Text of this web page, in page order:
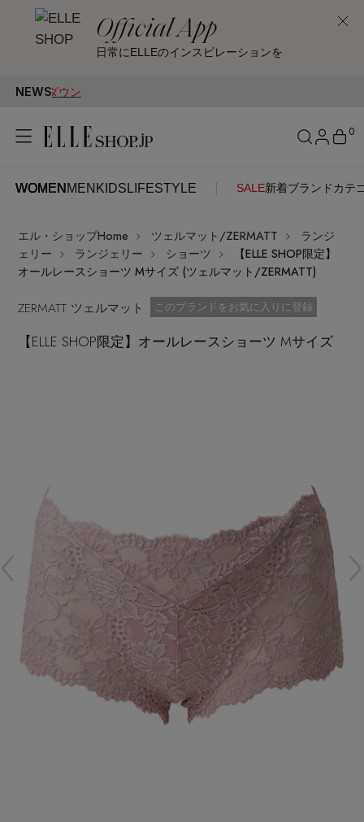
Official App
日常にELLEのインスピレーションを
NEWS
WOMEN MEN KIDS LIFESTYLE SALE新着ブランド カテ
0
WOMENMENKIDSLIFESTYLE
ITEMS
新着アイテム
ブランド
最旬！トレンドワード
【雨の日】急な雨対策グッズ
【Tシャツ】デイリーに活躍
【サンダル】ビーサンの季節！
アイテム一覧
SALE
ログイン
新規会員登録
ご登録はこちら
SUPPORT
ご利用ガイド
カスタマーサポート
SEE RESULTS
エル・ショップHome ツェルマット/ZERMATT
ランジ
ェリー
ランジェリー ショーツ
【ELLE SHOP限定】
オールレースショーツ Mサイズ (ツェルマット/ZERMATT)
ZERMATT ツェルマット お気に入り済
このブランドをお気に入りに登録
【ELLE SHOP限定】オールレースショーツ Mサイズ